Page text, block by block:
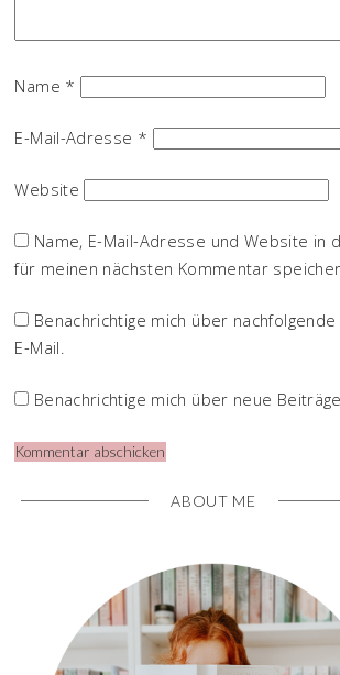
Name *
E-Mail-Adresse *
Website
Name, E-Mail-Adresse und Website in
für meinen nächsten Kommentar
Benachrichtige mich über
E-Mail.
Benachrichtige mich über neue Beiträge
ABOUT ME